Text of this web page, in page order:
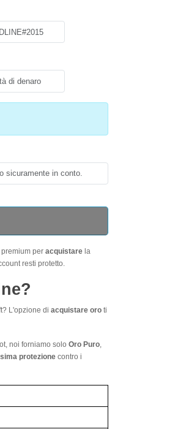
per acquistare la
resti protetto.
L'opzione di acquistare oro ti
noi forniamo solo Oro Puro
protezione contro i